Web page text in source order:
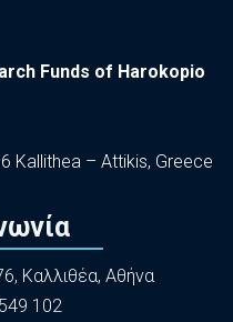
Funds of Harokopio
Kallithea – Attikis, Greece
Καλλιθέα, Αθήνα
102